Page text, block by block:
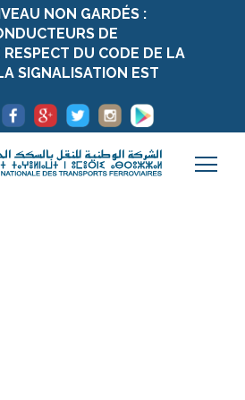
NON GARDÉS :
DE
DU CODE DE LA
SIGNALISATION EST